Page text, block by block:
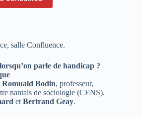
salle Confluence.
parle de handicap ?
Romuald Bodin, professeur,
nantais de sociologie (CENS).
et Bertrand Geay.